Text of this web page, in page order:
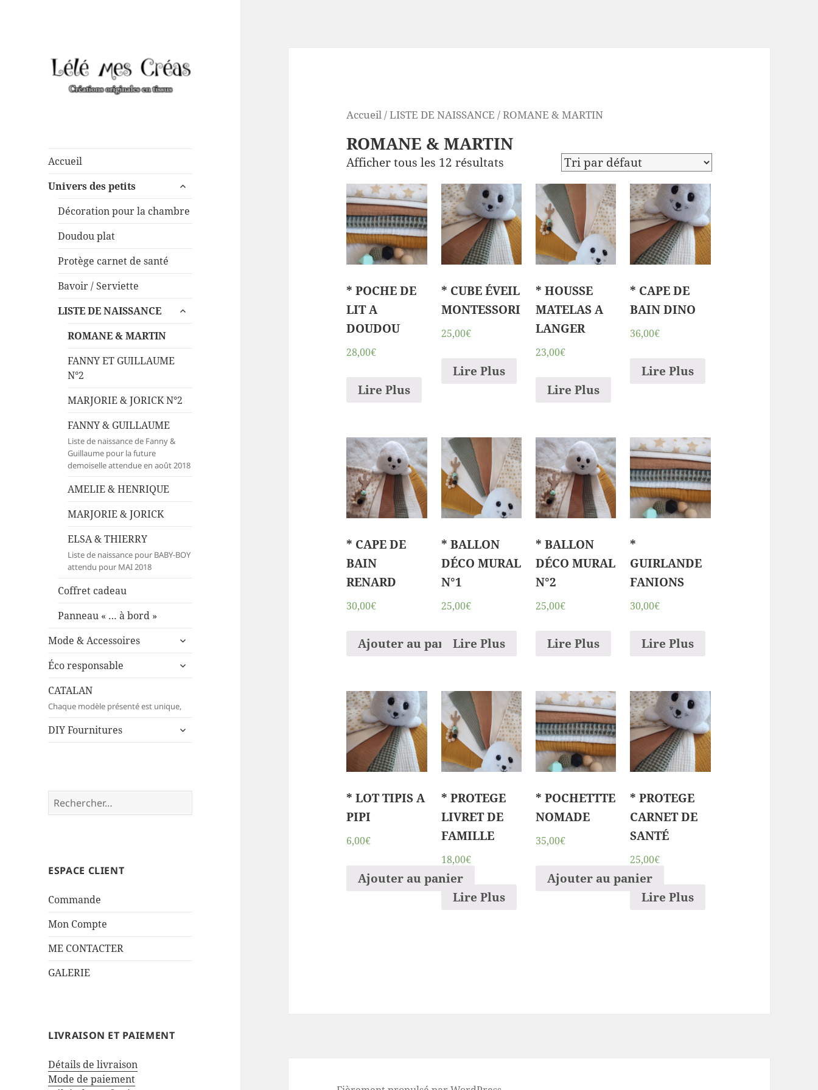
Accueil
Univers des petits
ouvrir
sous-
Décoration pour la chambre
Doudou plat
Protège carnet de santé
Bavoir / Serviette
LISTE DE NAISSANCE
ouvrir
ROMANE & MARTIN
FANNY ET GUILLAUME
N°2
MARJORIE & JORICK N°2
FANNY & GUILLAUME
Liste de naissance de Fanny &
Guillaume pour la future
demoiselle attendue en août 2018
AMELIE & HENRIQUE
MARJORIE & JORICK
ELSA & THIERRY
Liste de naissance pour BABY-BOY
attendu pour MAI 2018
Coffret cadeau
Panneau « … à bord »
Mode & Accessoires
ouvrir
sous-
Éco responsable
ouvrir
menu
CATALAN
Chaque modèle présenté est unique,
DIY Fournitures
ouvrir
Rechercher :
ESPACE CLIENT
Commande
Mon Compte
ME CONTACTER
GALERIE
LIVRAISON ET PAIEMENT
Détails de livraison
Mode de paiement
Accueil/LISTE DE NAISSANCE / ROMANE & MARTIN
ROMANE & MARTIN
Afficher tous les 12 résultats
* POCHE DE
LIT A
DOUDOU
28,00€
Lire Plus
* CUBE ÉVEIL
MONTESSORI
25,00€
Lire Plus
* HOUSSE
MATELAS A
LANGER
23,00€
Lire Plus
* CAPE DE
BAIN DINO
36,00€
Lire Plus
* CAPE DE
BAIN
RENARD
30,00€
Ajouter au panier
* BALLON
DÉCO MURAL
N°1
25,00€
Lire Plus
* BALLON
DÉCO MURAL
N°2
25,00€
Lire Plus
*
GUIRLANDE
FANIONS
30,00€
Lire Plus
* LOT TIPIS A
PIPI
6,00€
Ajouter au panier
* PROTEGE
LIVRET DE
FAMILLE
18,00€
Lire Plus
* POCHETTTE
NOMADE
35,00€
Ajouter au panier
* PROTEGE
CARNET DE
SANTÉ
25,00€
Lire Plus